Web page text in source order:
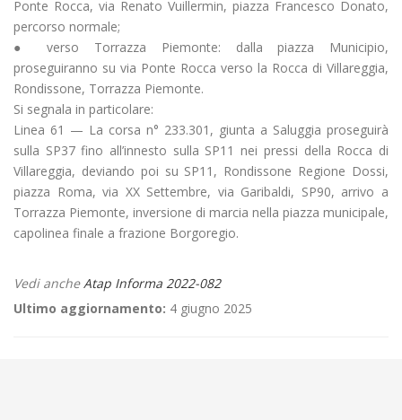
Ponte Rocca, via Renato Vuillermin, piazza Francesco Donato,
percorso normale;
● verso Torrazza Piemonte: dalla piazza Municipio,
proseguiranno su via Ponte Rocca verso la Rocca di Villareggia,
Rondissone, Torrazza Piemonte.
Si segnala in particolare:
Linea 61 — La corsa n° 233.301, giunta a Saluggia proseguirà
sulla SP37 fino all’innesto sulla SP11 nei pressi della Rocca di
Villareggia, deviando poi su SP11, Rondissone Regione Dossi,
piazza Roma, via XX Settembre, via Garibaldi, SP90, arrivo a
Torrazza Piemonte, inversione di marcia nella piazza municipale,
capolinea finale a frazione Borgoregio.
Vedi ancheAtap Informa 2022-082
Ultimo aggiornamento: 4 giugno 2025